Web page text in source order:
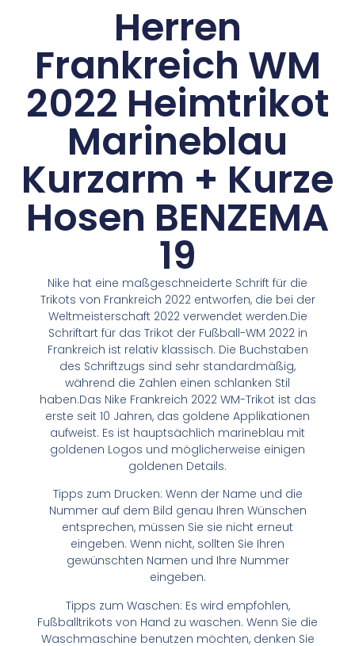
Herren
Frankreich WM
2022 Heimtrikot
Marineblau
Kurzarm + Kurze
Hosen BENZEMA
19
Nike hat eine maßgeschneiderte Schrift für die
Trikots von Frankreich 2022 entworfen, die bei der
Weltmeisterschaft 2022 verwendet werden.Die
Schriftart für das Trikot der Fußball-WM 2022 in
Frankreich ist relativ klassisch. Die Buchstaben
des Schriftzugs sind sehr standardmäßig,
während die Zahlen einen schlanken Stil
haben.Das Nike Frankreich 2022 WM-Trikot ist das
erste seit 10 Jahren, das goldene Applikationen
aufweist. Es ist hauptsächlich marineblau mit
goldenen Logos und möglicherweise einigen
goldenen Details.
Tipps zum Drucken: Wenn der Name und die
Nummer auf dem Bild genau Ihren Wünschen
entsprechen, müssen Sie sie nicht erneut
eingeben. Wenn nicht, sollten Sie Ihren
gewünschten Namen und Ihre Nummer
eingeben.
Tipps zum Waschen: Es wird empfohlen,
Fußballtrikots von Hand zu waschen. Wenn Sie die
Waschmaschine benutzen möchten, denken Sie